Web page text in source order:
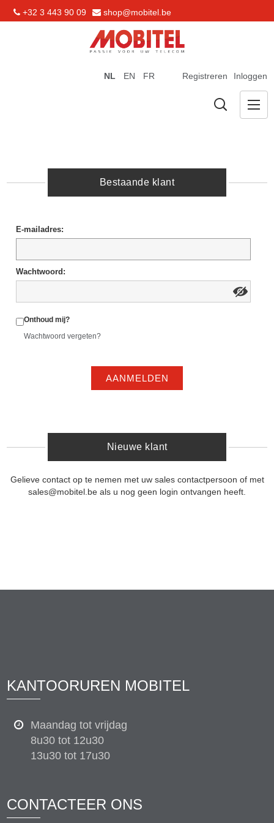
+32 3 443 90 09 shop@mobitel.be
Registreren Inloggen
NL EN FR
Bestaande klant
E-mailadres:
Wachtwoord:
Onthoud mij?
Wachtwoord vergeten?
AANMELDEN
Nieuwe klant
Gelieve contact op te nemen met uw sales contactpersoon of met
sales@mobitel.be als u nog geen login ontvangen heeft.
KANTOORUREN MOBITEL
Maandag tot vrijdag
8u30 tot 12u30
13u30 tot 17u30
CONTACTEER ONS